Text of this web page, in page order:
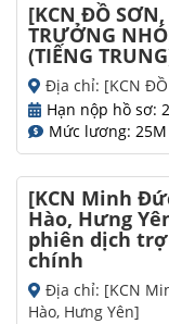
[KCN ĐỒ
TRƯỞNG
(TIẾNG
Địa chỉ: [KCN ĐỒ
Hạn nộp hồ sơ:
Mức lương: 25M
[KCN Minh
Hào, Hưng
phiên dịch
chính
Địa chỉ: [KCN
Hào, Hưng Yên]